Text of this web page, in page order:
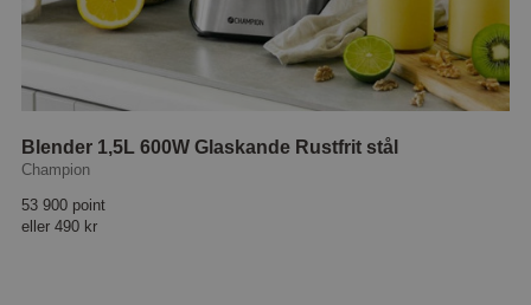
Blender 1,5L 600W Glaskande Rustfrit stål
Champion
53 900 point
eller 490 kr